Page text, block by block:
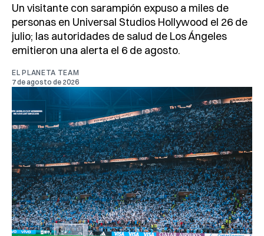
Un visitante con sarampión expuso a miles de
personas en Universal Studios Hollywood el 26 de
julio; las autoridades de salud de Los Ángeles
emitieron una alerta el 6 de agosto.
EL PLANETA TEAM
7 de agosto de 2026